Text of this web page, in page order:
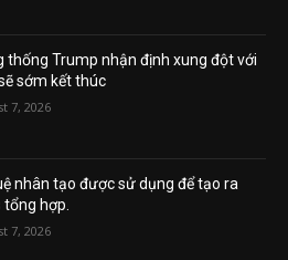
thống Trump nhận định xung đột với
sớm kết thúc
7, 2026
nhân tạo được sử dụng để tạo ra
tổng hợp.
7, 2026